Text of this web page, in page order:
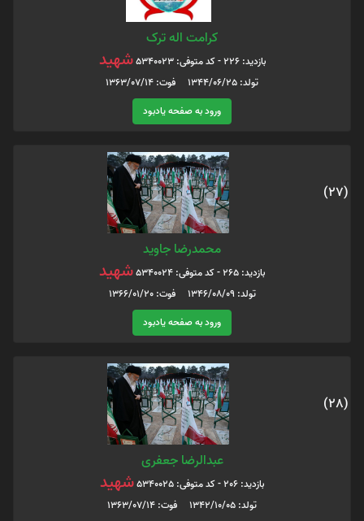
کرامت اله ترک
بازدید: 226 - کد متوفی: 5340023 شهید
تولد: 1344/06/25 فوت: 1363/07/14
ورود به صفحه یادبود
(27)
محمدرضا جاوید
بازدید: 265 - کد متوفی: 5340024 شهید
تولد: 1346/08/09 فوت: 1366/01/20
ورود به صفحه یادبود
(28)
عبدالرضا جعفری
بازدید: 206 - کد متوفی: 5340025 شهید
تولد: 1342/10/05 فوت: 1363/07/14